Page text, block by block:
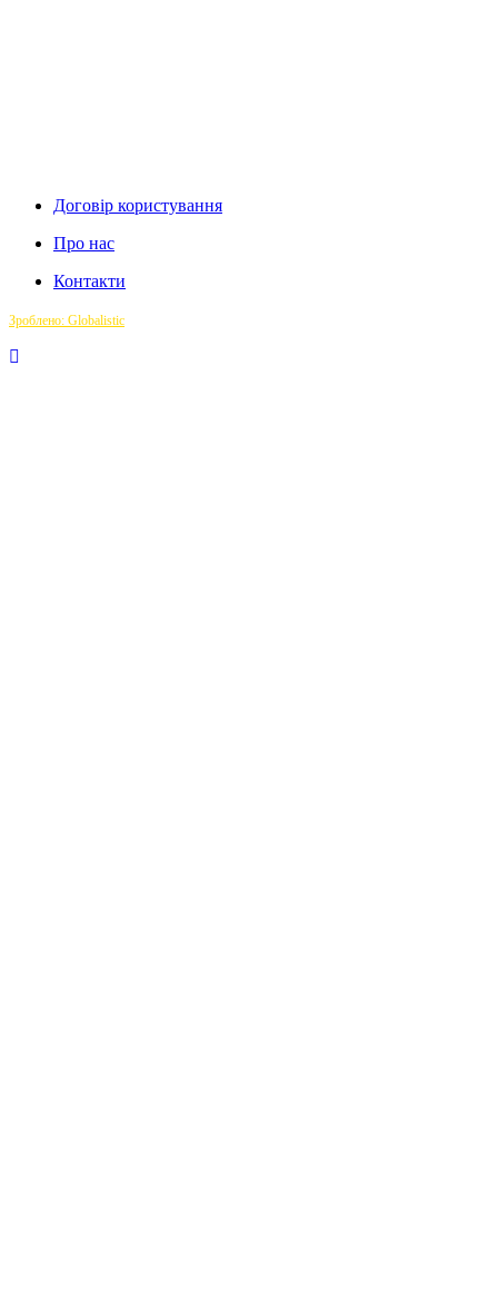
Договір користування
Про нас
Контакти
Зроблено: Globalistic